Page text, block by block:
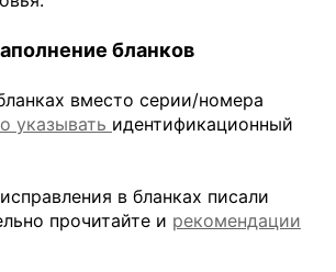
бланков
вместо серии/номера
указывать идентификационный
в бланках писали
прочитайте и рекомендации